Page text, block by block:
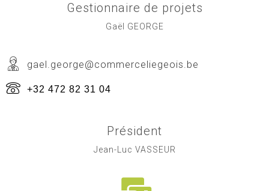
Gestionnaire de projets
Gaël GEORGE
gael.george@commerceliegeois.be
+32 472 82 31 04
Président
Jean-Luc VASSEUR